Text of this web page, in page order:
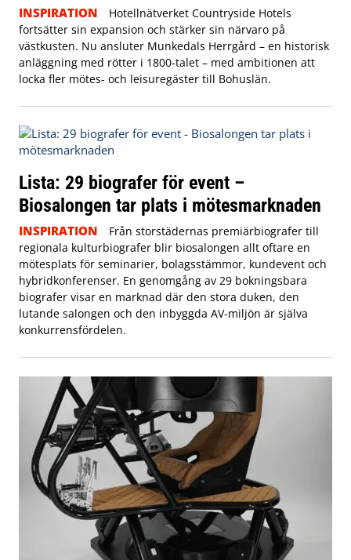
INSPIRATION
Hotellnätverket Countryside Hotels
fortsätter sin expansion och stärker sin närvaro på
västkusten. Nu ansluter Munkedals Herrgård – en historisk
anläggning med rötter i 1800-talet – med ambitionen att
locka fler mötes- och leisuregäster till Bohuslän.
Lista: 29 biografer för event –
Biosalongen tar plats i mötesmarknaden
INSPIRATION
Från storstädernas premiärbiografer till
regionala kulturbiografer blir biosalongen allt oftare en
mötesplats för seminarier, bolagsstämmor, kundevent och
hybridkonferenser. En genomgång av 29 bokningsbara
biografer visar en marknad där den stora duken, den
lutande salongen och den inbyggda AV-miljön är själva
konkurrensfördelen.